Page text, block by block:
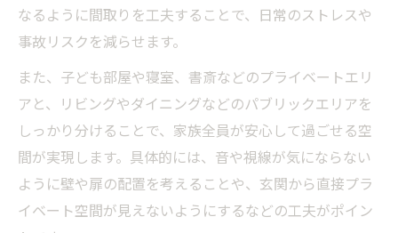
なるように間取りを工夫することで、日常のストレスや
事故リスクを減らせます。
また、子ども部屋や寝室、書斎などのプライベートエリ
アと、リビングやダイニングなどのパブリックエリアを
しっかり分けることで、家族全員が安心して過ごせる空
間が実現します。具体的には、音や視線が気にならない
ように壁や扉の配置を考えることや、玄関から直接プラ
イベート空間が見えないようにするなどの工夫がポイン